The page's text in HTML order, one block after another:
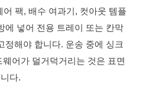
어 팩, 배수 여과기, 컷아웃 템플
에 넣어 전용 트레이 또는 칸막
정해야 합니다. 운송 중에 싱크
어가 덜거덕거리는 것은 표면
다.